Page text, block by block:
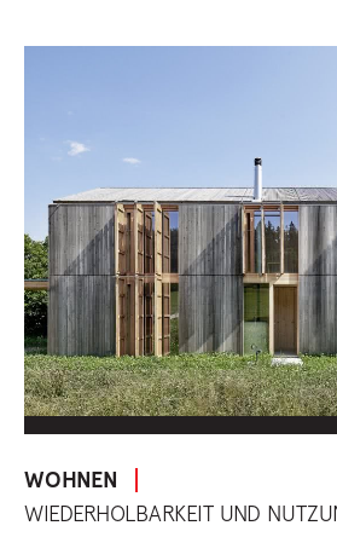
WOHNEN
WIEDERHOLBARKEIT UND